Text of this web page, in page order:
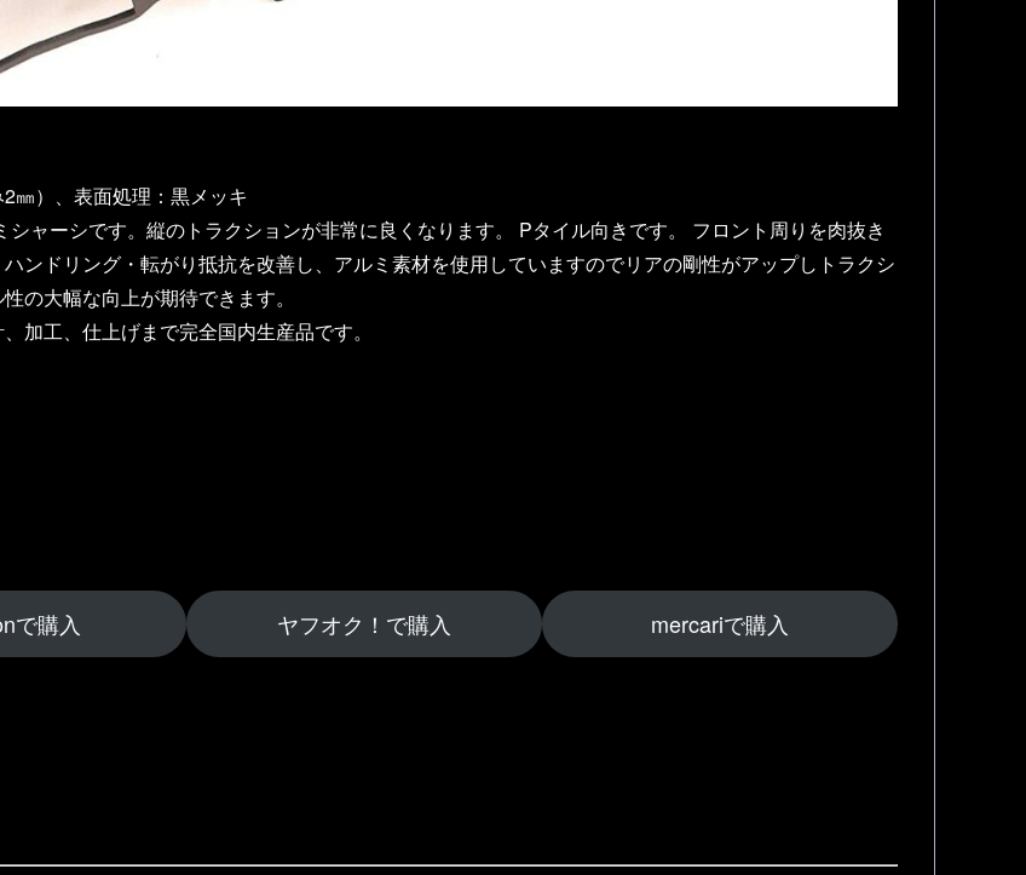
㎜）、表面処理：黒メッキ
シャーシです。縦のトラクションが非常に良くなります。 Pタイル向きです。 フロント周りを肉抜き
ンドリング・転がり抵抗を改善し、アルミ素材を使用していますのでリアの剛性がアップしトラクシ
の大幅な向上が期待できます。
加工、仕上げまで完全国内生産品です。
で購入 ヤフオク！で購入 mercariで購入